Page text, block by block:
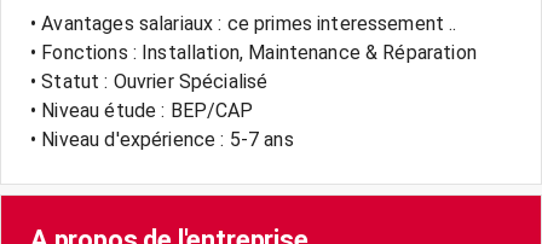
• Avantages salariaux : ce primes interessement ..
• Fonctions : Installation, Maintenance & Réparation
• Statut : Ouvrier Spécialisé
• Niveau étude : BEP/CAP
• Niveau d'expérience : 5-7 ans